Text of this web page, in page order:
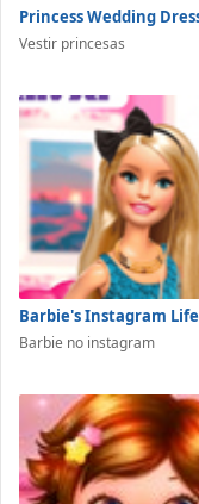
Vestir princesas
Barbie's Instagram Life
Barbie no instagram